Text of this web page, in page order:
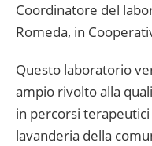
Coordinatore del
Romeda, in
Questo laboratorio
ampio rivolto alla
in percorsi
lavanderia della